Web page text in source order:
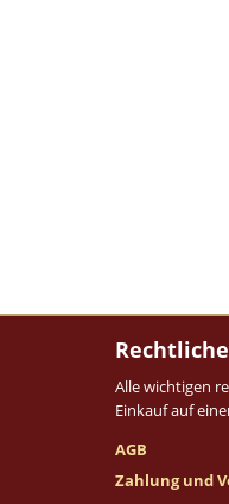
Alle wichtigen
Einkauf auf
AGB
Zahlung und